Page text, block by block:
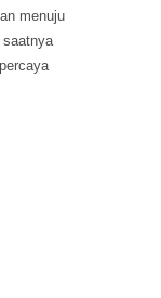
menuju
saatnya